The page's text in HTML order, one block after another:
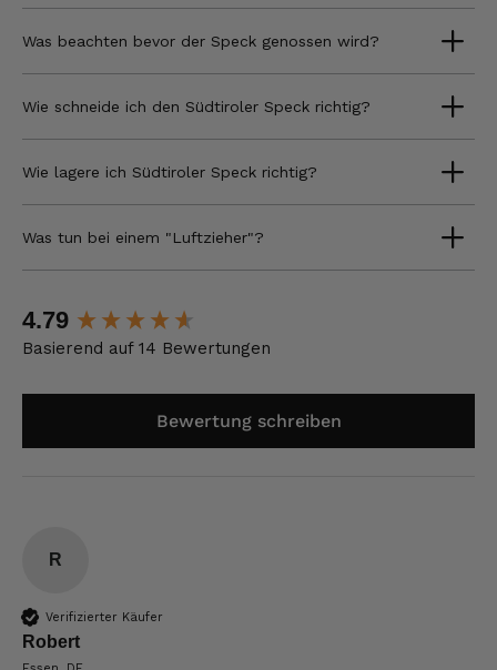
Was beachten bevor der Speck genossen wird?
Wie schneide ich den Südtiroler Speck richtig?
Wie lagere ich Südtiroler Speck richtig?
Was tun bei einem "Luftzieher"?
4.79
Basierend auf 14 Bewertungen
Bewertung schreiben
R
Verifizierter Käufer
Robert
New content loaded